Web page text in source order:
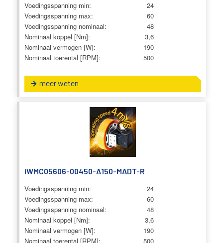
Voedingsspanning min:
24
Voedingsspanning max:
60
Voedingsspanning nominaal:
48
Nominaal koppel [Nm]:
3,6
Nominaal vermogen [W]:
190
Nominaal toerental [RPM]:
500
meer weten
iWMC05606-00450-A150-MADT-R
Voedingsspanning min:
24
Voedingsspanning max:
60
Voedingsspanning nominaal:
48
Nominaal koppel [Nm]:
3,6
Nominaal vermogen [W]:
190
Nominaal toerental [RPM]:
500